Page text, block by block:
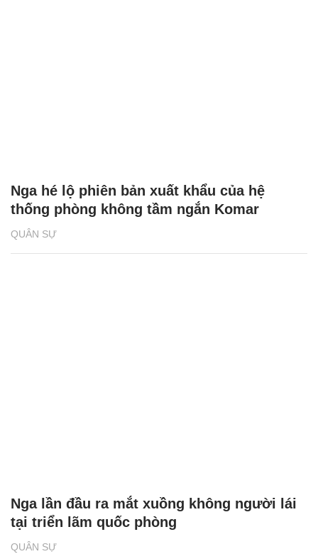
QUÂN SỰ
Nga hé lộ phiên bản xuất khẩu của hệ
thống phòng không tầm ngắn Komar
QUÂN SỰ
Nga lần đầu ra mắt xuồng không người lái
tại triển lãm quốc phòng